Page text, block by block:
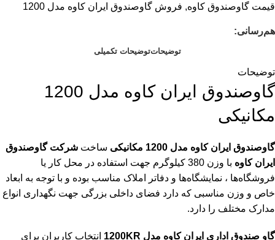
قیمت گاوصندوق کاوه, فروش گاوصندوق ایران کاوه مدل 1200
هم‌رسانی:
توضیحاتتوضیحات تکمیلی
توضیحات
گاوصندوق ایران کاوه مدل 1200
مکانیکی
گاوصندوق ایران کاوه مدل 1200 مکانیکی ساخت شرکت گاوصندوق
ایران کاوه
با وزن 380 کیلوگرم جهت استفاده در محل کار یا
فروشگاه‌ها ، نمایشگاه‌ها و دفاتر املاک مناسب بوده و با توجه به ابعاد
خاص و وزن مناسبی که دارد فضای داخلی بزرگی جهت نگهداری انواع
مدارک مختلف را دارد.
گاو صندوق اداری ایران کاوه مدل 1200KR
انتخاب کاربران برای